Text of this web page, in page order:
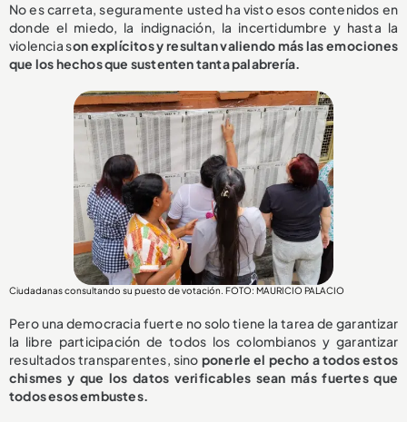
No es carreta, seguramente usted ha visto esos contenidos en
donde el miedo, la indignación, la incertidumbre y hasta la
violencia son explícitos y resultan valiendo más las emociones
que los hechos que sustenten tanta palabrería.
Ciudadanas consultando su puesto de votación. FOTO: MAURICIO PALACIO
Pero una democracia fuerte no solo tiene la tarea de garantizar
la libre participación de todos los colombianos y garantizar
resultados transparentes, sino ponerle el pecho a todos estos
chismes y que los datos verificables sean más fuertes que
todos esos embustes.